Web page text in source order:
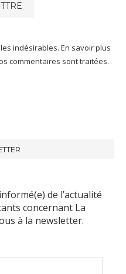
indésirables. En savoir plus
commentaires sont traitées.
de l’actualité
concernant La
à la newsletter.